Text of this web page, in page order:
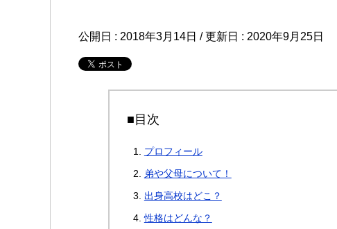
公開日 : 2018年3月14日 / 更新日 : 2020年9月25日
■目次
プロフィール
弟や父母について！
出身高校はどこ？
性格はどんな？